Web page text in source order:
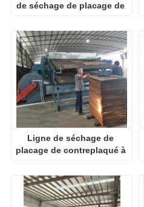
de séchage de placage de
Ligne de séchage de
placage de contreplaqué à